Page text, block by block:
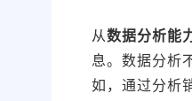
从数据分析能
息。数据分析
如，通过分析